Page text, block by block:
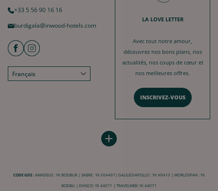
+33 5 56 90 16 16
burdigala@inwood-hotels.com
Français
Conditions générales d'utilisation
À propos
Charte RSE
LABELS & CERTIFICATIONS
LA LOVE LETTER
Avec tout notre amour,
découvrez nos bons plans, nos
actualités, nos coups de cœur et
nos meilleures offres.
INSCRIVEZ-VOUS
+
CODE GDS :AMADEUS : YX BODBUR | SABRE : YX 604497| GALILEO/APOLLO : YX H9410 | WORLDSPAN : YX
BODBU | DHISCO: YX 44071 | TRAVELWEB: YX 44071